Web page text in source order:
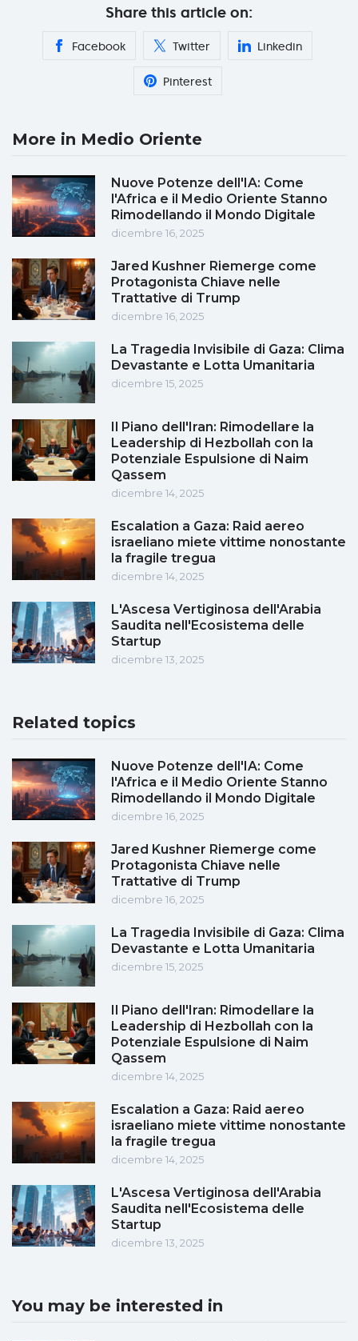
Share this article on:
Facebook Twitter Linkedin
Pinterest
More in Medio Oriente
Nuove Potenze dell'IA: Come
l'Africa e il Medio Oriente Stanno
Rimodellando il Mondo Digitale
dicembre 16, 2025
Jared Kushner Riemerge come
Protagonista Chiave nelle
Trattative di Trump
dicembre 16, 2025
La Tragedia Invisibile di Gaza: Clima
Devastante e Lotta Umanitaria
dicembre 15, 2025
Il Piano dell'Iran: Rimodellare la
Leadership di Hezbollah con la
Potenziale Espulsione di Naim
Qassem
dicembre 14, 2025
Escalation a Gaza: Raid aereo
israeliano miete vittime nonostante
la fragile tregua
dicembre 14, 2025
L'Ascesa Vertiginosa dell'Arabia
Saudita nell'Ecosistema delle
Startup
dicembre 13, 2025
Related topics
Nuove Potenze dell'IA: Come
l'Africa e il Medio Oriente Stanno
Rimodellando il Mondo Digitale
dicembre 16, 2025
Jared Kushner Riemerge come
Protagonista Chiave nelle
Trattative di Trump
dicembre 16, 2025
La Tragedia Invisibile di Gaza: Clima
Devastante e Lotta Umanitaria
dicembre 15, 2025
Il Piano dell'Iran: Rimodellare la
Leadership di Hezbollah con la
Potenziale Espulsione di Naim
Qassem
dicembre 14, 2025
Escalation a Gaza: Raid aereo
israeliano miete vittime nonostante
la fragile tregua
dicembre 14, 2025
L'Ascesa Vertiginosa dell'Arabia
Saudita nell'Ecosistema delle
Startup
dicembre 13, 2025
You may be interested in